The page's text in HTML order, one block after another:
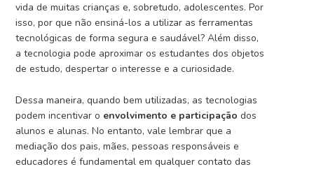
vida de muitas crianças e, sobretudo, adolescentes. Por
isso, por que não ensiná-los a utilizar as ferramentas
tecnológicas de forma segura e saudável?Além disso,
a tecnologia pode aproximar os estudantes dos objetos
de estudo, despertar o interesse e a curiosidade.
Dessa maneira, quando bem utilizadas, as tecnologias
podem incentivar o envolvimento e participação dos
alunos e alunas. No entanto, vale lembrar que a
mediação dos pais, mães, pessoas responsáveis e
educadores é fundamental em qualquer contato das